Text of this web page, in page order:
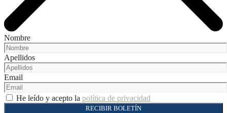
Nombre
Apellidos
Email
He leído y acepto la política de privacidad
RECIBIR BOLETÍN